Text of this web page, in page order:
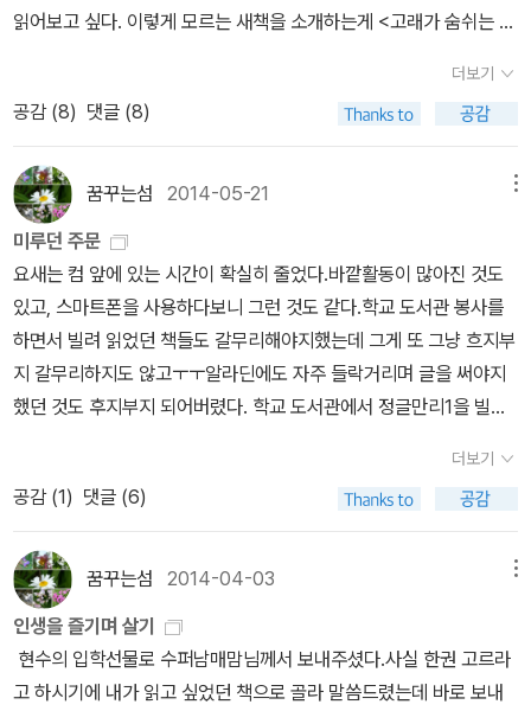
기 아니면 까무러치기라 생각하며 손으로 바위를 내려친 건이.진짜
얼떨결에 오방도사의 제자가 된 건이는 2년 동안 수련은 커녕 허드렛
일만 도맡아 한다.도대체 오방권법은 언제 가르쳐 주는 거냐고? 2년
의 세월이 흘러 오방도사는 건이에게 새 이름을 지어준다.튼튼할 건
대신 하늘 건, 방위 방'건방'이라고 말이다.'하늘의 방위' 라는 뜻의 건
방이라는 새 이름을 받은 건방이는 이때부터 수련다운 수련을 시작한
다.오방도사 말이 지금까지 한 허드렛일이 다 수련의 일종이라나 뭐
라나!어찌 되었건 수석술을 익힌 건방이는 살림을 유지하기 위해서
일종의 아르바이트를 한다.그 아르바이트가 뭐냐면 위기에 빠진 사람
을 구해 주고 나서 일종의 봉사료를 받아챙기는 것이다.위기에서 구
해주면 그걸로 됐지 왜 돈을 받느냐고?오방도사와 생활하기 위해서
는 돈을 벌어야 한단다. 수퍼 히어로 처럼 위기 상황에서 짠 하고 등
장하는 건방이의 다른 이름은 머니맨이다.돈을 요구해서 그런 이름이
아 신세이다.키도 작고, 공부를 잘하는 것도 아니고, 운동을 잘하는 것
도 아닌 정말 별볼일 없는 아이이다.그런 건이가 건방이로 다시 태어
나고,수퍼 히어로 머니맨으로,오방권법의 수제자로 거듭 나는 과정이
정말 재미나고, 흥미진진하게 펼쳐진다.존재감 없고, 보잘 것 없는 건
이가진짜 수퍼 히어로가 되는 건방이의 건방진 수련기, 정말 재미있
다.이번 기나긴 추석 연휴 동안 한번 읽어보길 강력 추천한다. 2권이
경우는 사회경제부분을 다루면서도 유치찬란한 표지다. 내용을 잘 담
아내는 것에는 성공했지만 권위는 떨어지는 느낌이다. <아빠로 살기
참 힘들다>는 표지에 모든 것을 담았다. 재미도 있고, 좋다. 다들 책
있다. 안그런가?
읽어보고 싶다. 이렇게 모르는 새책을 소개하는게 <고래가 숨쉬는 도
에서는 '노경실' 작가의 이야기를 들려준다.<상계동 아이들>만 읽었
는데, 집에 두고도 아직 안 읽은 <복실이네 가족사진>은 작가가 고등
학교 1학년 때, 자신의 품에서 초등학교 1학년이었던 여동생이 죽은
사건이 거의 그대로 그려져있다고 한다. 살아있다면 42,3살이 됐을
여동생이 영원히 여덟 살 아이로 영혼과 심장과 추억 속에 존재한다
고 한다. 꿈 속에도 여전히 여덟 살 여리고 마른 착한 아이로 나온다
고... ㅠ <찾아가는 작가.화가>에서는 '강아지똥'을 그린 정승
각 그림작가가 충주 대미초등학교 아이들과 만남을 가졌다.<찾아가
는 작가.화가> 행사를 신청하는 학교는 심사하여 진행할 수 있도
록 후원한다. 예산 때문에 작가나 화가를 초청하기 어려운 학교에서
신청하면 아이들에게 좋은 추억이 될 거 같다.참여를 원하면 <고래가
숨쉬는 도서관> 전화 031-944-9680 으로 신청하면 된다.
<고래 자료실>에서는 '여름방학 독서 프로그램 기획하기'를 소
복합 문화 공간 '탄탄스토리하우스'를 소개했다.특히 <책을 만드는 사
람들 -꿈꾸는 꼬리연>에서는 '도서관에 지은 엄마들의 이야기 창
고'라는 글제목으로출판사와 지역 주민, 공공기관의 연대 프로그램에
참여한 엄마들이 그림책 작가로 책을 낸 소식을 전한다.와우~ 대박!!
이런 공모사업에 참여해 도서관 프로그램으로 진행한다면 얼마나 좋
더보기
공감 (8) 댓글 (8)
꿈꾸는섬 2014-05-21
미루던 주문
요새는 컴 앞에 있는 시간이 확실히 줄었다.바깥활동이 많아진 것도
있고, 스마트폰을 사용하다보니 그런 것도 같다.학교 도서관 봉사를
하면서 빌려 읽었던 책들도 갈무리해야지했는데 그게 또 그냥 흐지부
지 갈무리하지도 않고ㅜㅜ알라딘에도 자주 들락거리며 글을 써야지
했던 것도 후지부지 되어버렸다. 학교 도서관에서 정글만리1을 빌려
서 빌려가셔서 여태 반납을 안 하신 거란다. 바쁜 일과로 책 읽을 시간
이 부족하실 수 있지만, 그 책을 기다리는 나로서는 얼른 반납해주시
기를 바랄뿐이다. 그냥 사서 읽을 걸 그랬나하는 생각도 들었지만 아
이들 책 주문하기로 결정했다.
더보기
공감 (1) 댓글 (6)
꿈꾸는섬 2014-04-03
인생을 즐기며 살기
현수의 입학선물로 수퍼남매맘님께서 보내주셨다.사실 한권 고르라
고 하시기에 내가 읽고 싶었던 책으로 골라 말씀드렸는데 바로 보내